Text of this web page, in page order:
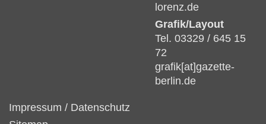
lorenz.de
Grafik/Layout
Tel. 03329 / 645 15
72
grafik[at]gazette-
berlin.de
Impressum / Datenschutz